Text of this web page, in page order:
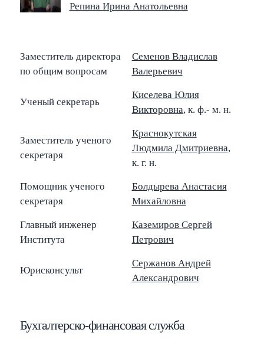
Репина Ирина Анатольевна
Заместитель директора
по общим вопросам
Семенов Владислав
Валерьевич
Ученый секретарь
Киселева Юлия
Викторовна, к. ф.- м. н.
Заместитель ученого
секретаря
Краснокутская
Людмила Дмитриевна,
к. г. н.
Помощник ученого
секретаря
Болдырева Анастасия
Михайловна
Главный инженер
Института
Каземиров Сергей
Петрович
Юрисконсульт
Сержанов Андрей
Александрович
Бухгалтерско-финансовая служба